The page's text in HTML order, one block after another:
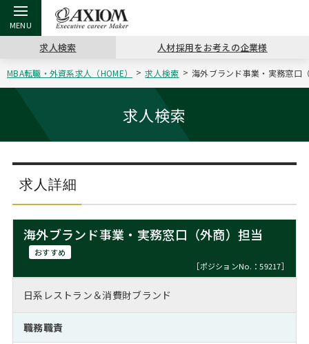
戻る
アクシアムの特長
戻る
コンサ
サービス案内
戻る
キャリ
コンサルタントの紹介
戻る
キャリア支援 TOP
キャリアデザイン講座
（最新求人市場動向）
戻る
MBAの
ステージ別アドバイス
MBAの転職事例
MBAからのFAQ
MBA留学生数の推移
戻る
日本か
インターン受入企業一覧
戻る
転職ツール TOP
英文レジュメの書き方
戻る
パワー
職務経歴書の書き方
よくある面接Q&A集
戻る
転職コラム TOP
“展”職相談室
転職市場の明日をよめ
転職成功への4つの鍵
注目企業インタビュー
戻る
イベント・セミナー TOP
ジョブフェア
キャリアデザインセミナー
キャリアフォーラム
Career Talk Live
戻る
会社概要 TOP
沿革
主なクライアント
採用情報
ニュースリリース
求人検索 人材採用をお考えの企業様
MBA転職・外資系求人（HOME） 求人検索 海外ブランド事業・実務窓口
求人検索
求人詳細
海外ブランド事業・実務窓口（外商）担当
おすすめ
［ポジションNo.：59217］
日系レストラン＆消費財ブランド
職務職責